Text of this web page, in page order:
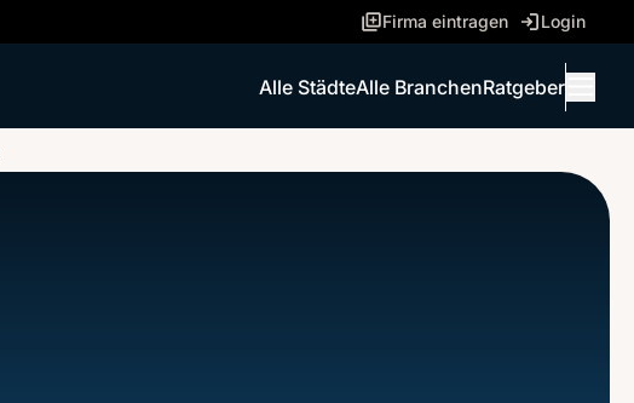
Firma eintragen Login
Alle StädteAlle BranchenRatgeber